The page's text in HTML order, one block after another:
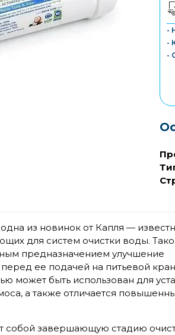
-
-
-
из новинок от Капля —
для систем очистки воды.
предназначением улучшение
ее подачей на питьевой
может быть использован для
а также отличается
собой завершающую стадию